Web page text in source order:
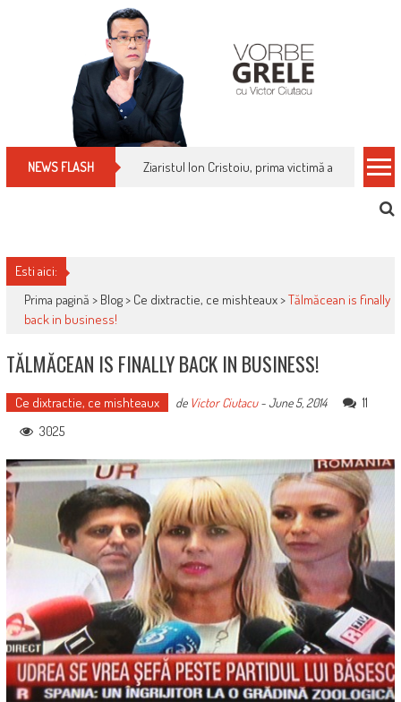
NEWS FLASH Ziaristul Ion Cristoiu, prima victimă a noi
Esti aici:
Prima pagină > Blog> Ce dixtractie, ce mishteaux>Tălmăcean is finally
back in business!
TĂLMĂCEAN IS FINALLY BACK IN BUSINESS!
Ce dixtractie, ce mishteaux de Victor Ciutacu-June 5, 2014
11
3025